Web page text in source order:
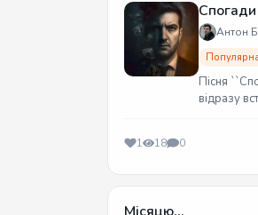
Спогади
Антон
Пісня
відразу
1 18 0